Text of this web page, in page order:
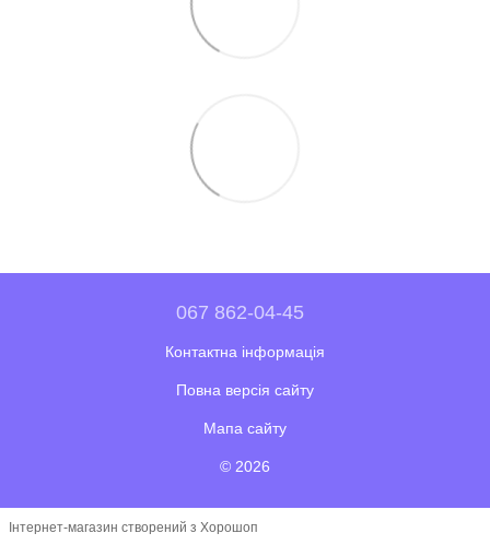
067 862-04-45
Контактна інформація
Повна версія сайту
Мапа сайту
© 2026
Інтернет-магазин створений з Хорошоп